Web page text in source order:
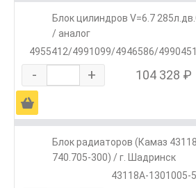
Блок цилиндров V=6.7
/ аналог
4955412/4991099/4946586/
- + 104 328 ₽
Ä
Блок радиаторов (Камаз
740.705-300) / г. Шадринск
43118А-1301005-